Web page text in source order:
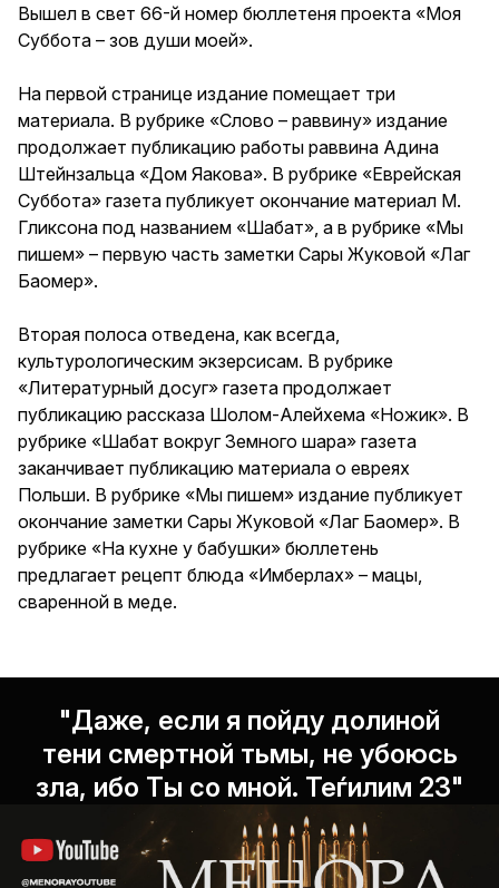
Вышел в свет 66-й номер бюллетеня проекта «Моя
Суббота – зов души моей».
На первой странице издание помещает три
материала. В рубрике «Слово – раввину» издание
продолжает публикацию работы раввина Адина
Штейнзальца «Дом Яакова». В рубрике «Еврейская
Суббота» газета публикует окончание материал М.
Гликсона под названием «Шабат», а в рубрике «Мы
пишем» – первую часть заметки Сары Жуковой «Лаг
Баомер».
Вторая полоса отведена, как всегда,
культурологическим экзерсисам. В рубрике
«Литературный досуг» газета продолжает
публикацию рассказа Шолом-Алейхема «Ножик». В
рубрике «Шабат вокруг Земного шара» газета
заканчивает публикацию материала о евреях
Польши. В рубрике «Мы пишем» издание публикует
окончание заметки Сары Жуковой «Лаг Баомер». В
рубрике «На кухне у бабушки» бюллетень
предлагает рецепт блюда «Имберлах» – мацы,
сваренной в меде.
"Даже, если я пойду долиной
тени смертной тьмы, не убоюсь
зла, ибо Ты со мной. Теѓилим 23"